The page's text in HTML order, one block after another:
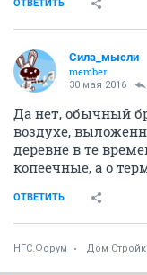
ОТВЕТИТЬ
Сила_мысли
member
30 мая 2016
Да нет, обычный
воздухе,
деревне в те
копеечные, а о
ОТВЕТИТЬ
НГС.Форум Дом